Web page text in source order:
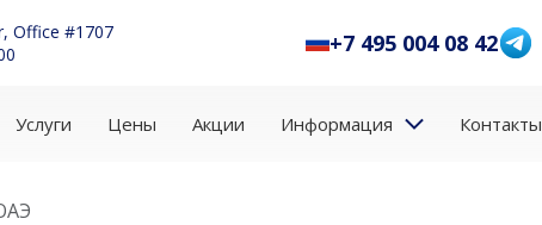
Office #1707
+7 495 004 08 42
Услуги Цены Акции Информация Контакты